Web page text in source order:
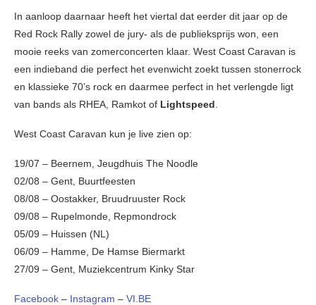
In aanloop daarnaar heeft het viertal dat eerder dit jaar op de
Red Rock Rally zowel de jury- als de publieksprijs won, een
mooie reeks van zomerconcerten klaar. West Coast Caravan is
een indieband die perfect het evenwicht zoekt tussen stonerrock
en klassieke 70’s rock en daarmee perfect in het verlengde ligt
van bands als RHEA, Ramkot of Lightspeed
West Coast Caravan kun je live zien op:
19/07 – Beernem, Jeugdhuis The Noodle
02/08 – Gent, Buurtfeesten
08/08 – Oostakker, Bruudruuster Rock
09/08 – Rupelmonde, Repmondrock
05/09 – Huissen (NL)
06/09 – Hamme, De Hamse Biermarkt
27/09 – Gent, Muziekcentrum Kinky Star
Facebook – Instagram – VI.BE